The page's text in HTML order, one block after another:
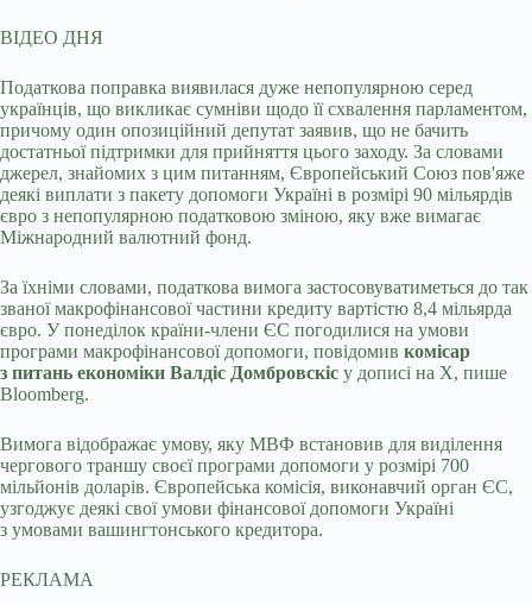
ВІДЕО ДНЯ
Податкова поправка виявилася дуже непопулярною серед
українців, що викликає сумніви щодо її схвалення парламентом,
причому один опозиційний депутат заявив, що не бачить
достатньої підтримки для прийняття цього заходу. За словами
джерел, знайомих з цим питанням, Європейський Союз пов'яже
деякі виплати з пакету допомоги Україні в розмірі 90 мільярдів
євро з непопулярною податковою зміною, яку вже вимагає
Міжнародний валютний фонд.
За їхніми словами, податкова вимога застосовуватиметься до так
званої макрофінансової частини кредиту вартістю 8,4 мільярда
євро. У понеділок країни-члени ЄС погодилися на умови
програми макрофінансової допомоги, повідомив комісар
з питань економіки Валдіс Домбровскіс у дописі на X, пише
Bloomberg.
Вимога відображає умову, яку МВФ встановив для виділення
чергового траншу своєї програми допомоги у розмірі 700
мільйонів доларів. Європейська комісія, виконавчий орган ЄС,
узгоджує деякі свої умови фінансової допомоги Україні
з умовами вашингтонського кредитора.
РЕКЛАМА